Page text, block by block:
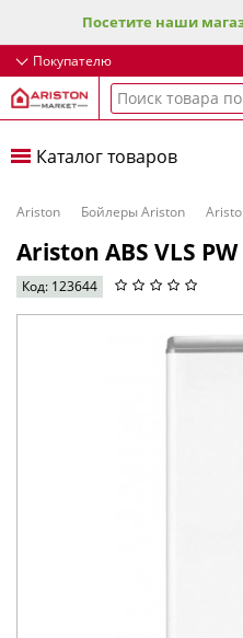
Посетите наши
Покупателю
Каталог товаров
Ariston Бойлеры Ariston
Ariston ABS VLS
Код: 123644